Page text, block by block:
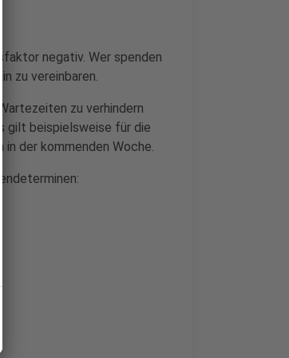
negativ. Wer spenden
zu vereinbaren.
zu verhindern
gilt beispielsweise für die
der kommenden Woche.